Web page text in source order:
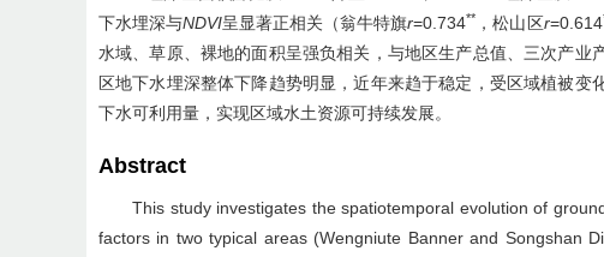
下水埋深与NDVI呈显著正相关（翁牛特旗r=0.734** ，松山区r=0.614
水域、草原、裸地的面积呈强负相关，与地区生产总值、三次产业
区地下水埋深整体下降趋势明显，近年来趋于稳定，受区域植被
下水可利用量，实现区域水土资源可持续发展。
Abstract
This study investigates the spatiotemporal evolution of
factors in two typical areas (Wengniute Banner and Songshan